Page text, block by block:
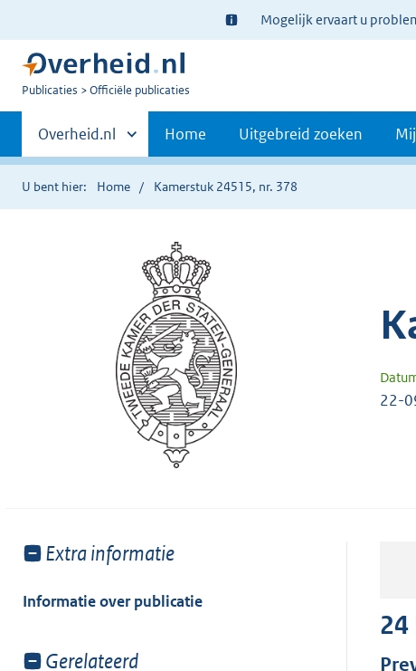
Ter
informatie:
Mogelijk ervaart u
U
Publicaties Officiële publicaties
Primaire
navigatie
Andere
sites
binnen
Overheid.nl Home Uitgebreid zoeken
U bent hier: Home Kamerstuk 24515, nr. 378
22-
Toon
van:
Extra informatie
Informatie over publicatie
Toon
Gerelateerd
24